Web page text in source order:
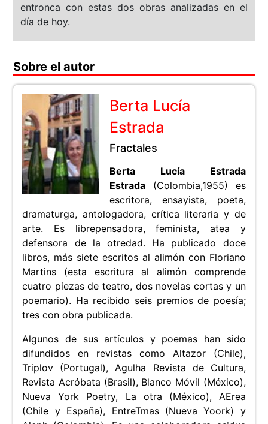
entronca con estas dos obras analizadas en el
día de hoy.
Sobre el autor
Berta Lucía
Estrada
Fractales
Berta Lucía Estrada
Estrada (Colombia,1955) es
escritora, ensayista, poeta,
dramaturga, antologadora, crítica literaria y de
arte. Es librepensadora, feminista, atea y
defensora de la otredad. Ha publicado doce
libros, más siete escritos al alimón con Floriano
Martins (esta escritura al alimón comprende
cuatro piezas de teatro, dos novelas cortas y un
poemario). Ha recibido seis premios de poesía;
tres con obra publicada.
Algunos de sus artículos y poemas han sido
difundidos en revistas como Altazor (Chile),
Triplov (Portugal), Agulha Revista de Cultura,
Revista Acróbata (Brasil), Blanco Móvil (México),
Nueva York Poetry, La otra (México), AErea
(Chile y España), EntreTmas (Nueva Yoork) y